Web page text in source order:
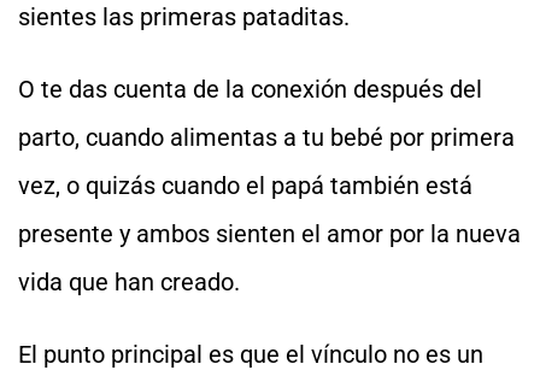
sientes las primeras pataditas.
O te das cuenta de la conexión después del
parto, cuando alimentas a tu bebé por primera
vez, o quizás cuando el papá también está
presente y ambos sienten el amor por la nueva
vida que han creado.
El punto principal es que el vínculo no es un